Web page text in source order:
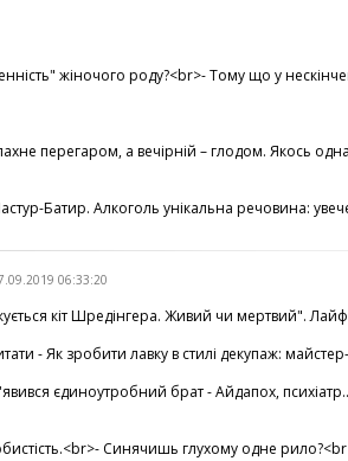
жіночого роду?<br>- Тому що у
перегаром, а вечірній – глодом. Якось
Батир. Алкоголь унікальна речовина:
06:33:20
кіт Шредінгера. Живий чи мертвий".
- Як зробити лавку в стилі декупаж: майстер-
єдиноутробний брат - Айдапох,
Синячишь глухому одне